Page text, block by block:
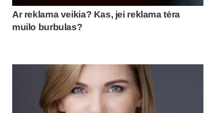
Ar reklama veikia? Kas, jei reklama tėra
muilo burbulas?